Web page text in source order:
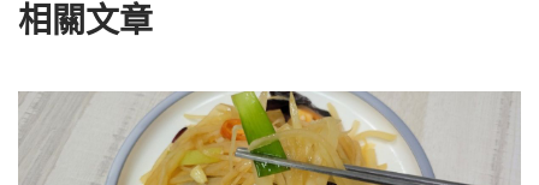
相關文章